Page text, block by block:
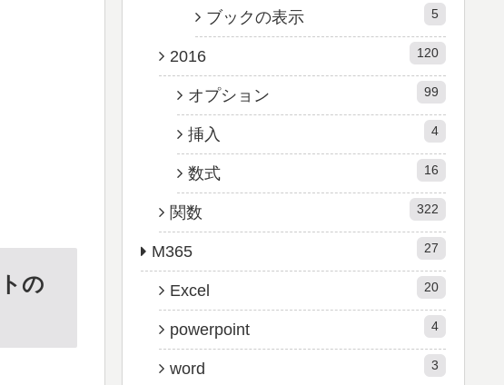
の
ブックの表示 5
2016 120
オプション 99
挿入 4
数式 16
関数 322
M365 27
Excel 20
powerpoint 4
word 3